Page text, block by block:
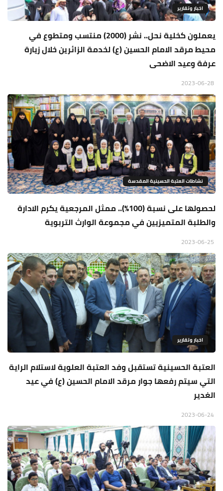
اخبار وتقارير
يعملون كخلية نحل.. نشر (2000) منتسب ومتطوع في
محيط مرقد الامام الحسين (ع) لخدمة الزائرين خلال زيارة
عرفة وعيد الاضحى
نشاطات العتبة الحسينية المقدسة
لحصولها على نسبة (100%).. ممثل المرجعية يكرم الادارة
والطلبة المتميزيين في مجموعة الوارث التربوية
اخبار وتقارير
العتبة الحسينية تستقبل وفد العتبة العلوية لاستلام الراية
التي سيتم رفعها جوار مرقد الامام الحسين (ع) في عيد
الغدير